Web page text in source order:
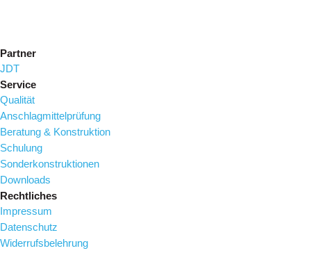
Partner
JDT
Service
Qualität
Anschlagmittelprüfung
Beratung & Konstruktion
Schulung
Sonderkonstruktionen
Downloads
Rechtliches
Impressum
Datenschutz
Widerrufsbelehrung